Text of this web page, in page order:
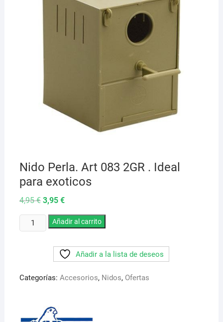
Nido Perla. Art 083 2GR . Ideal
para exoticos
4,95€ El
precio
original
era:
4,95 €.
3,95 €El
actual
es:
3,95 €.
Nido
Perla.
.
exoticos
Añadir al carrito
Añadir a la lista de deseos
Categorías: Accesorios, Nidos, Ofertas